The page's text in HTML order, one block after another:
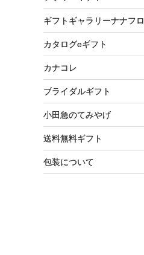
ギフトギャラリーナナフロ
カタログeギフト
カナコレ
ブライダルギフト
小田急のてみやげ
送料無料ギフト
包装について